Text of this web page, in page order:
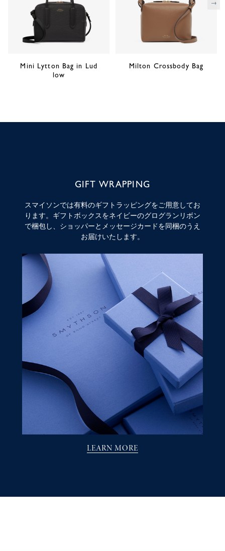
Mini Lytton Bag in Lud
low
Milton Crossbody Bag
GIFT WRAPPING
スマイソンでは有料のギフトラッピングをご用意してお
ります。ギフトボックスをネイビーのグログランリボン
で梱包し、ショッパーとメッセージカードを同梱のうえ
お届けいたします。
LEARN MORE